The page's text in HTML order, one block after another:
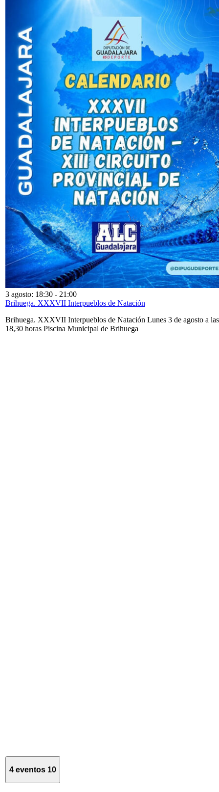
3 agosto: 18:30 - 21:00
Brihuega. XXXVII Interpueblos de Natación
Brihuega. XXXVII Interpueblos de Natación Lunes 3 de agosto a las
18,30 horas Piscina Municipal de Brihuega
4 eventos 10